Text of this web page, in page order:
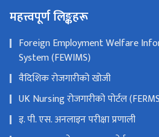
महत्त्वपूर्ण लिङ्कहरू
Foreign Employment Welfare
System (FEWIMS)
वैदिशिक रोजगारीको खोजी
UK Nursing रोजगारीको पोर्टल
इ. पी. एस. अनलाइन परीक्षा प्रणाली